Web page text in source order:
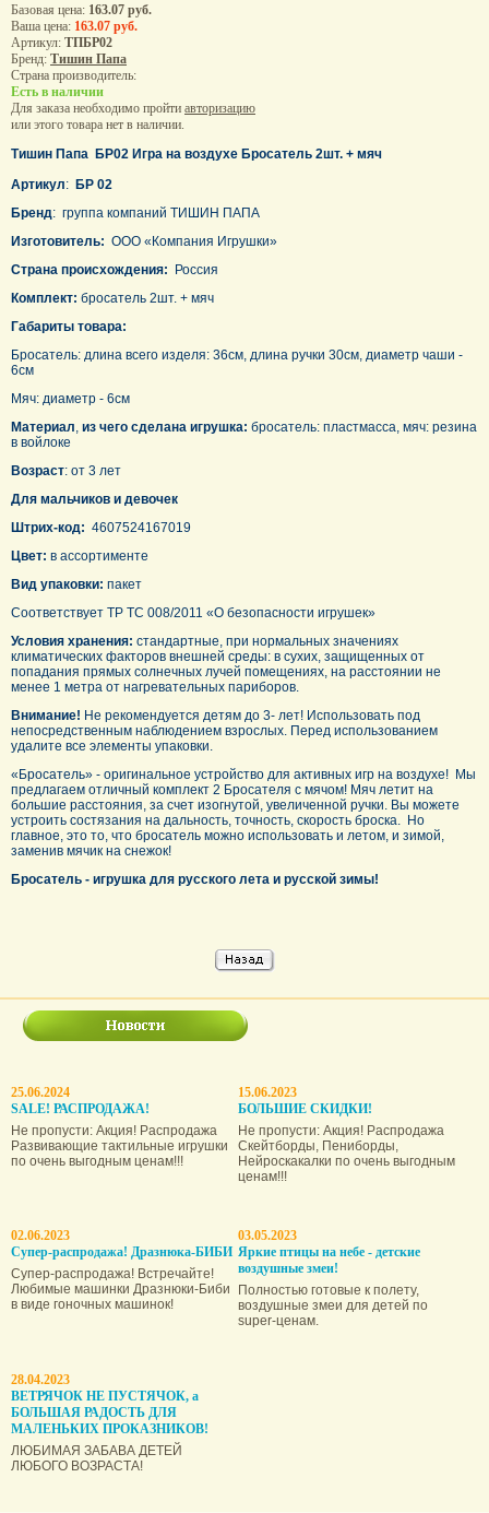
Базовая цена: 163.07 руб.
Ваша цена: 163.07 руб.
Артикул: ТПБР02
Бренд: Тишин Папа
Страна производитель:
Есть в наличии
Для заказа необходимо пройти авторизацию
или этого товара нет в наличии.
Тишин Папа БР02 Игра на воздухе Бросатель 2шт. + мяч
Артикул: БР 02
Бренд: группа компаний ТИШИН ПАПА
Изготовитель: ООО «Компания Игрушки»
Страна происхождения: Россия
Комплект: бросатель 2шт. + мяч
Габариты товара:
Бросатель: длина всего изделя: 36см, длина ручки 30см, диаметр чаши -
6см
Мяч: диаметр - 6см
Материал, из чего сделана игрушка: бросатель: пластмасса, мяч: резина
в войлоке
Возраст: от 3 лет
Для мальчиков и девочек
Штрих-код: 4607524167019
Цвет: в ассортименте
Вид упаковки: пакет
Соответствует ТР ТС 008/2011 «О безопасности игрушек»
Условия хранения: стандартные, при нормальных значениях
климатических факторов внешней среды: в сухих, защищенных от
попадания прямых солнечных лучей помещениях, на расстоянии не
менее 1 метра от нагревательных париборов.
Внимание! Не рекомендуется детям до 3- лет! Использовать под
непосредственным наблюдением взрослых. Перед использованием
удалите все элементы упаковки.
«Бросатель» - оригинальное устройство для активных игр на воздухе! Мы
предлагаем отличный комплект 2 Бросателя с мячом! Мяч летит на
большие расстояния, за счет изогнутой, увеличенной ручки. Вы можете
устроить состязания на дальность, точность, скорость броска. Но
главное, это то, что бросатель можно использовать и летом, и зимой,
заменив мячик на снежок!
Бросатель - игрушка для русского лета и русской зимы!
25.06.2024
SALE! РАСПРОДАЖА!
Не пропусти: Акция! Распродажа
Развивающие тактильные игрушки
по очень выгодным ценам!!!
15.06.2023
БОЛЬШИЕ СКИДКИ!
Не пропусти: Акция! Распродажа
Скейтборды, Пениборды,
Нейроскакалки по очень выгодным
ценам!!!
02.06.2023
Супер-распродажа! Дразнюка-БИБИ
Супер-распродажа! Встречайте!
Любимые машинки Дразнюки-Биби
в виде гоночных машинок!
03.05.2023
Яркие птицы на небе - детские
воздушные змеи!
Полностью готовые к полету,
воздушные змеи для детей по
super-ценам.
28.04.2023
ВЕТРЯЧОК НЕ ПУСТЯЧОК, а
БОЛЬШАЯ РАДОСТЬ ДЛЯ
МАЛЕНЬКИХ ПРОКАЗНИКОВ!
ЛЮБИМАЯ ЗАБАВА ДЕТЕЙ
ЛЮБОГО ВОЗРАСТА!